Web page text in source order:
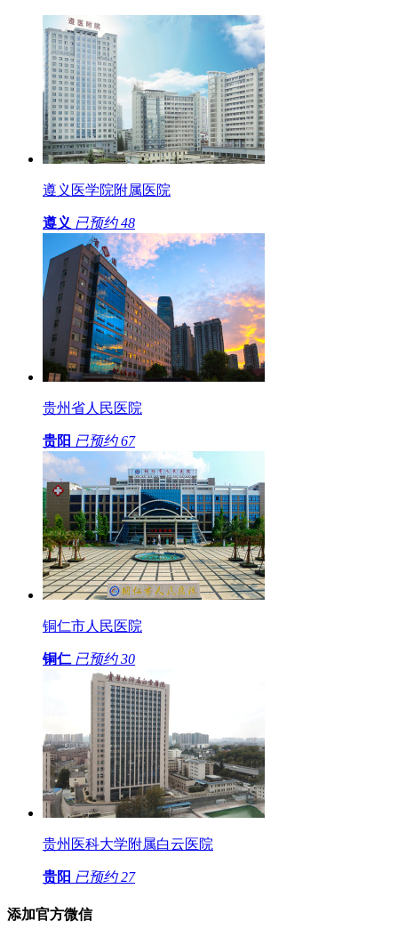
遵义医学院附属医院
遵义 已预约 48
贵州省人民医院
贵阳 已预约 67
铜仁市人民医院
铜仁 已预约 30
贵州医科大学附属白云医院
贵阳 已预约 27
添加官方微信